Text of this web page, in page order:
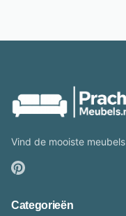
Vind de mooiste
Categorieën